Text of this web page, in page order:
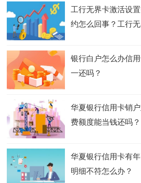
工行无界卡激活设
约怎么回事？工行
银行白户怎么办信
一还吗？
华夏银行信用卡销
费额度能当钱还吗？
华夏银行信用卡有
明细不符怎么办？